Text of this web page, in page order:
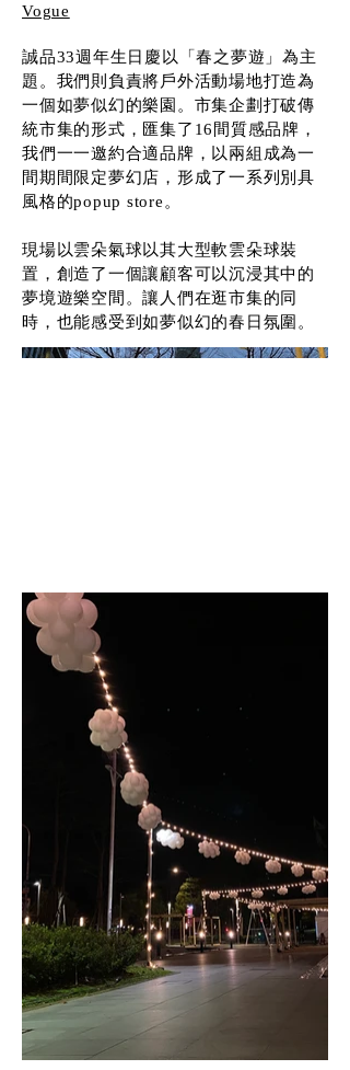
Vogue
誠品33週年生日慶以「春之夢遊」為主
題。我們則負責將戶外活動場地打造為
一個如夢似幻的樂園。市集企劃打破傳
統市集的形式，匯集了16間質感品牌，
我們一一邀約合適品牌，以兩組成為一
間期間限定夢幻店，形成了一系列別具
風格的popup store。
現場以雲朵氣球以其大型軟雲朵球裝
置，創造了一個讓顧客可以沉浸其中的
夢境遊樂空間。讓人們在逛市集的同
時，也能感受到如夢似幻的春日氛圍。